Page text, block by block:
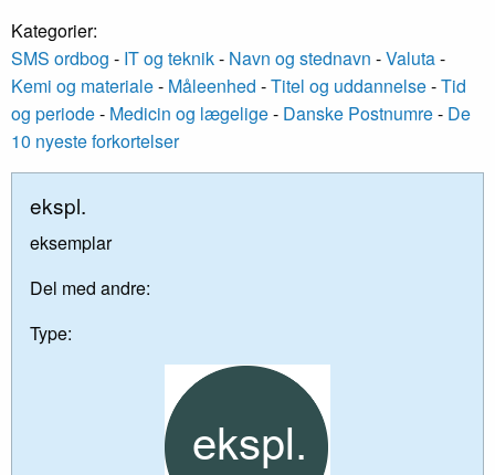
Kategorier:
SMS ordbog - IT og teknik- Navn og stednavn -Valuta-
Kemi og materiale- Måleenhed -Titel og uddannelse-Tid
og periode- Medicin og lægelige- Danske Postnumre- De
10 nyeste forkortelser
ekspl.
eksemplar
Del med andre:
Type: